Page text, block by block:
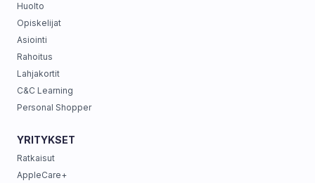
Huolto
Opiskelijat
Asiointi
Rahoitus
Lahjakortit
C&C Learning
Personal Shopper
YRITYKSET
Ratkaisut
AppleCare+